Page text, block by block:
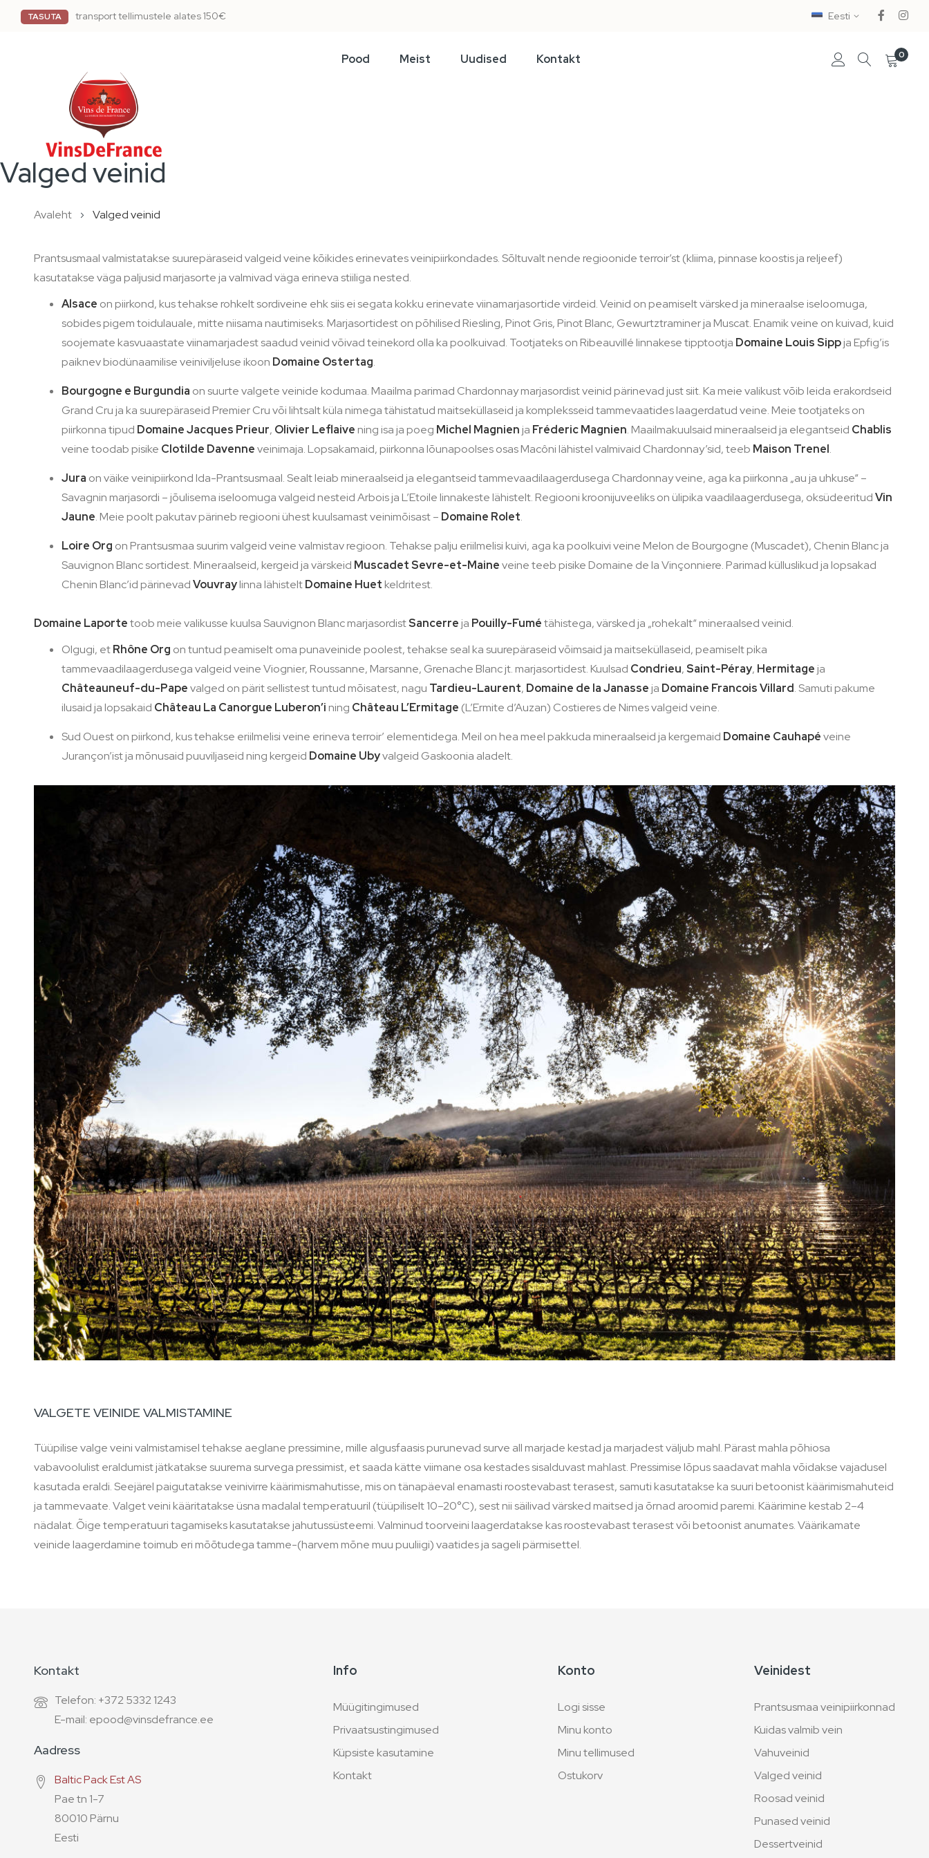
TASUTA transport tellimustele alates 150€ Eesti
Pood Meist Uudised Kontakt 0
Valged veinid
Avaleht Valged veinid
Prantsusmaal valmistatakse suurepäraseid valgeid veine kõikides erinevates veinipiirkondades. Sõltuvalt nende regioonideterroir’st (kliima, pinnase koostis ja reljeef)
kasutatakse väga paljusid marjasorte ja valmivad väga erineva stiiliga nested.
Alsace on piirkond, kus tehakse rohkelt sordiveine ehk siis ei segata kokku erinevate viinamarjasortide virdeid. Veinid on peamiselt värsked ja mineraalse iseloomuga,
sobides pigem toidulauale, mitte niisama nautimiseks. Marjasortidest on põhilised Riesling, Pinot Gris, Pinot Blanc, Gewurtztraminer ja Muscat. Enamik veine on kuivad, kuid
soojemate kasvuaastate viinamarjadest saadud veinid võivad teinekord olla ka poolkuivad. Tootjateks on Ribeauvillé linnakese tipptootja Domaine Louis Sippja Epfig’is
paiknev biodünaamilise veiniviljeluse ikoon Domaine Ostertag.
Bourgogne e Burgundia on suurte valgete veinide kodumaa. Maailma parimad Chardonnay marjasordist veinid pärinevad just siit. Ka meie valikust võib leida erakordseid
Grand Cru ja ka suurepäraseid Premier Cru või lihtsalt küla nimega tähistatud maitseküllaseid ja kompleksseid tammevaatides laagerdatud veine. Meie tootjateks on
piirkonna tipud Domaine Jacques Prieur, Olivier Leflaivening isa ja poeg Michel Magnienja Fréderic Magnien. Maailmakuulsaid mineraalseid ja elegantseid Chablis
veine toodab pisike Clotilde Davenneveinimaja. Lopsakamaid, piirkonna lõunapoolses osas Macôni lähistel valmivaid Chardonnay’sid, teeb Maison Trenel.
Jura on väike veinipiirkond Ida-Prantsusmaal. Sealt leiab mineraalseid ja elegantseid tammevaadilaagerdusega Chardonnay veine, aga ka piirkonna „au ja uhkuse“ –
Savagnin marjasordi – jõulisema iseloomuga valgeid nesteid Arbois ja L’Etoile linnakeste lähistelt. Regiooni kroonijuveeliks on ülipika vaadilaagerdusega, oksüdeeritudVin
Jaune. Meie poolt pakutav pärineb regiooni ühest kuulsamast veinimõisast – Domaine Rolet.
Loire Org on Prantsusmaa suurim valgeid veine valmistav regioon. Tehakse palju eriilmelisi kuivi, aga ka poolkuivi veine Melon de Bourgogne (Muscadet), Chenin Blanc ja
Sauvignon Blanc sortidest. Mineraalseid, kergeid ja värskeid Muscadet Sevre-et-Maineveine teeb pisike Domaine de la Vinçonniere. Parimad külluslikud ja lopsakad
Chenin Blanc’id pärinevadVouvraylinna lähisteltDomaine Huetkeldritest.
Domaine Laportetoob meie valikusse kuulsa Sauvignon Blanc marjasordistSancerreja Pouilly-Fumétähistega, värsked ja „rohekalt“ mineraalsed veinid.
Olgugi, etRhône Org on tuntud peamiselt oma punaveinide poolest, tehakse seal ka suurepäraseid võimsaid ja maitseküllaseid, peamiselt pika
tammevaadilaagerdusega valgeid veine Viognier, Roussanne, Marsanne, Grenache Blanc jt. marjasortidest. Kuulsad Condrieu,Saint-Péray, Hermitageja
Châteauneuf-du-Papevalged on pärit sellistest tuntud mõisatest, nagu Tardieu-Laurent, Domaine de la Janasseja Domaine Francois Villard. Samuti pakume
ilusaid ja lopsakaid Château La Canorgue Luberon’ining Château L’Ermitage (L’Ermite d’Auzan) Costieres de Nimes valgeid veine.
Sud Ouest on piirkond, kus tehakse eriilmelisi veine erineva terroir’ elementidega. Meil on hea meel pakkuda mineraalseid ja kergemaid Domaine Cauhapéveine
Jurançon’ist ja mõnusaid puuviljaseid ning kergeid Domaine Ubyvalgeid Gaskoonia aladelt.
VALGETE VEINIDE VALMISTAMINE
Tüüpilise valge veini valmistamisel tehakse aeglane pressimine, mille algusfaasis purunevad surve all marjade kestad ja marjadest väljub mahl. Pärast mahla põhiosa
vabavoolulist eraldumist jätkatakse suurema survega pressimist, et saada kätte viimane osa kestades sisalduvast mahlast. Pressimise lõpus saadavat mahla võidakse vajadusel
kasutada eraldi. Seejärel paigutatakse veinivirre käärimismahutisse, mis on tänapäeval enamasti roostevabast terasest, samuti kasutatakse ka suuri betoonist käärimismahuteid
ja tammevaate. Valget veini kääritatakse üsna madalal temperatuuril (tüüpiliselt 10–20°C), sest nii säilivad värsked maitsed ja õrnad aroomid paremi. Käärimine kestab 2–4
nädalat. Õige temperatuuri tagamiseks kasutatakse jahutussüsteemi. Valminud toorveini laagerdatakse kas roostevabast terasest või betoonist anumates. Väärikamate
veinide laagerdamine toimub eri mõõtudega tamme-(harvem mõne muu puuliigi) vaatides ja sageli pärmisettel.
Kontakt
Telefon: +372 5332 1243
E-mail: epood@vinsdefrance.ee
Aadress
Baltic Pack Est AS
Pae tn 1-7
80010 Pärnu
Eesti
Info
Müügitingimused
Privaatsustingimused
Küpsiste kasutamine
Kontakt
Konto
Logi sisse
Minu konto
Minu tellimused
Ostukorv
Veinidest
Prantsusmaa veinipiirkonnad
Kuidas valmib vein
Vahuveinid
Valged veinid
Roosad veinid
Punased veinid
Dessertveinid